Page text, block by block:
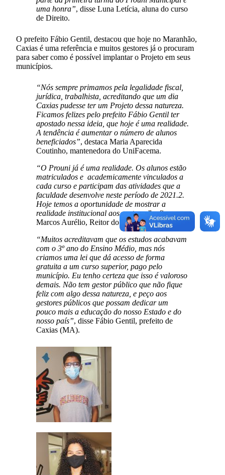
uma honra”, disse Luna Letícia, aluna do curso
de Direito.
O prefeito Fábio Gentil, destacou que hoje no Maranhão,
Caxias é uma referência e muitos gestores já o procuram
para saber como é possível implantar o Projeto em seus
municípios.
“Nós sempre primamos pela legalidade fiscal,
jurídica, trabalhista, acreditando que um dia
Caxias pudesse ter um Projeto dessa natureza.
Ficamos felizes pelo prefeito Fábio Gentil ter
apostado nessa ideia, que hoje é uma realidade.
A tendência é aumentar o número de alunos
beneficiados”, destaca Maria Aparecida
Coutinho, mantenedora do UniFacema.
“O Prouni já é uma realidade. Os alunos estão
matriculados e academicamente vinculados a
cada curso e participam das atividades que a
faculdade desenvolve neste período de 2021.2.
Hoje temos a oportunidade de mostrar a
realidade institucional aos gestores”, afirma
Marcos Aurélio, Reitor do UniFacema.
“Muitos acreditavam que os estudos acabavam
com o 3º ano do Ensino Médio, mas nós
criamos uma lei que dá acesso de forma
gratuita a um curso superior, pago pelo
município. Eu tenho certeza que isso é valoroso
demais. Não tem gestor público que não fique
feliz com algo dessa natureza, e peço aos
gestores públicos que possam dedicar um
pouco mais a educação do nosso Estado e do
nosso país”, disse Fábio Gentil, prefeito de
Caxias (MA).